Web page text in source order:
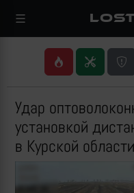
Удар
установкой
в Курской области